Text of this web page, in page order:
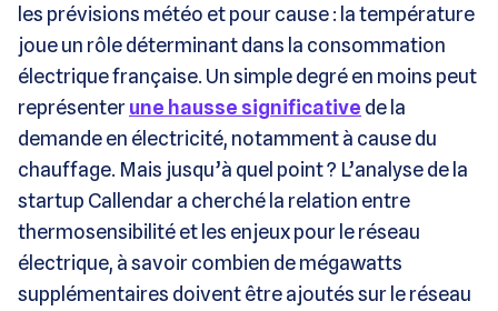
les prévisions météo et pour cause : la température
joue un rôle déterminant dans la consommation
électrique française. Un simple degré en moins peut
représenterune hausse significative de la
demande en électricité, notamment à cause du
chauffage. Mais jusqu’à quel point ? L’analyse de la
startup Callendar a cherché la relation entre
thermosensibilité et les enjeux pour le réseau
électrique, à savoir combien de mégawatts
supplémentaires doivent être ajoutés sur le réseau